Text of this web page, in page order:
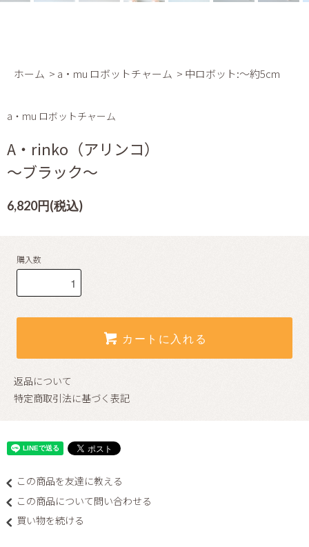
ホーム > a・mu ロボットチャーム > 中ロボット:～約5cm
a・mu ロボットチャーム
A・rinko（アリンコ）
～ブラック～
6,820円(税込)
購入数
カートに入れる
返品について
特定商取引法に基づく表記
この商品を友達に教える
この商品について問い合わせる
買い物を続ける